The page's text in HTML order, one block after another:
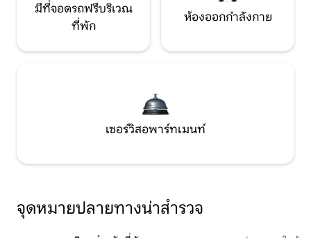
มีที่จอดรถฟรีบริเวณ
ที่พัก
ห้องออกกำลังกาย
เซอร์วิสอพาร์ทเมนท์
จุดหมายปลายทางน่าสำรวจ